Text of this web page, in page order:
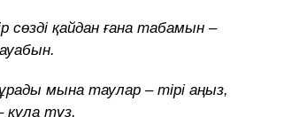
сөзді қайдан ғана табамын –
мына таулар – тірі аңыз,
құла түз,